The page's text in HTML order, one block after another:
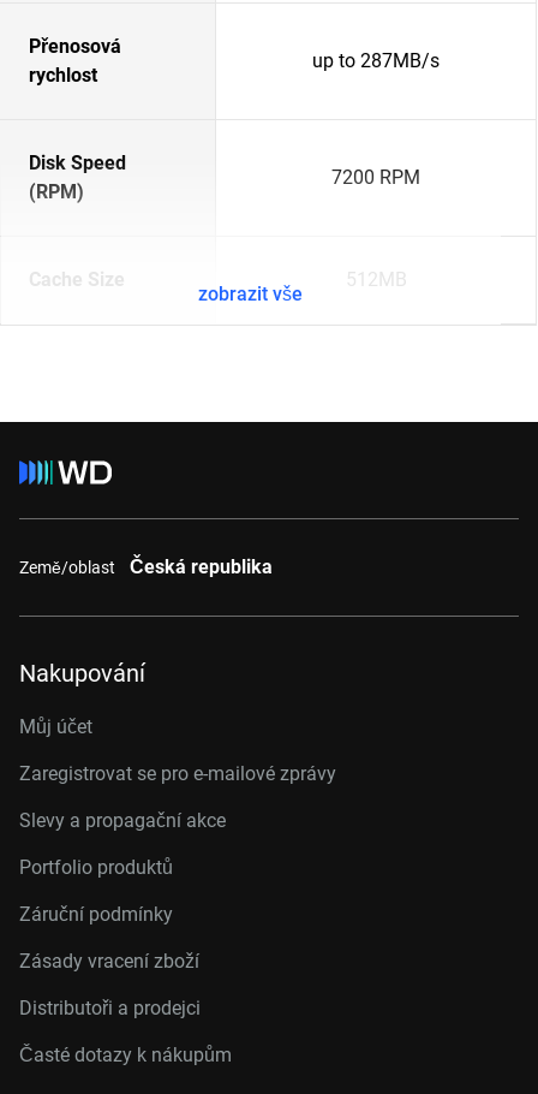
Přenosová
rychlost
up to 287MB/s
Disk Speed
(RPM)
7200 RPM
Cache Size 512MB
zobrazit vše
Země/oblast Česká republika
Nakupování
Můj účet
Zaregistrovat se pro e-mailové zprávy
Slevy a propagační akce
Portfolio produktů
Záruční podmínky
Zásady vracení zboží
Distributoři a prodejci
Časté dotazy k nákupům